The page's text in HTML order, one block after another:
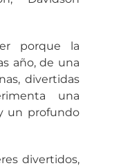
porque la
año, de una
divertidas
una
un profundo
divertidos,